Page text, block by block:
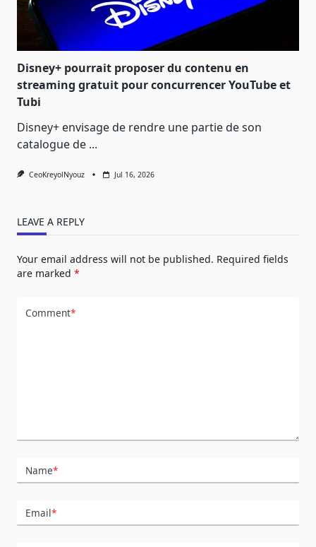
Disney+ pourrait proposer du contenu en
streaming gratuit pour concurrencer YouTube et
Tubi
Disney+ envisage de rendre une partie de son
catalogue de ...
CeoKreyolNyouz Jul 16, 2026
LEAVE A REPLY
Your email address will not be published. Required fields
are marked *
Comment*
Name*
Email*